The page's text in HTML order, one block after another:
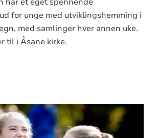
for unge med utviklingshemming i
med samlinger hver annen uke.
til i Åsane kirke.